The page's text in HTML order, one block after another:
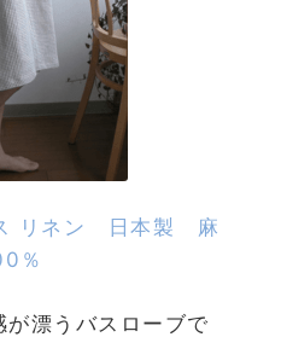
リネン 日本製 麻
％
が漂うバスローブで